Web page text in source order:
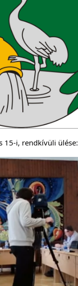
15-i, rendkívüli ülése: